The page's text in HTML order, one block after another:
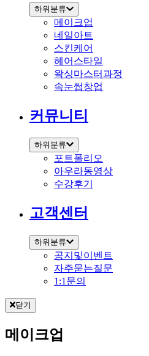
하위분류
메이크업
네일아트
스킨케어
헤어스타일
왁싱마스터과정
속눈썹창업
커뮤니티
하위분류
포트폴리오
아우라동영상
수강후기
고객센터
하위분류
공지및이벤트
자주묻는질문
1:1문의
닫기
메이크업